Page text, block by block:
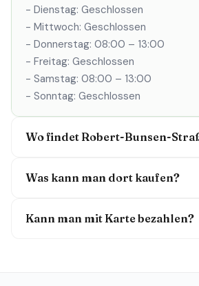
- Dienstag: Geschlossen
- Mittwoch: Geschlossen
- Donnerstag: 08:00 – 13:00
- Freitag: Geschlossen
- Samstag: 08:00 – 13:00
- Sonntag: Geschlossen
Wo findet Robert-Bunsen-
Was kann man dort kaufen?
Kann man mit Karte bezahlen?